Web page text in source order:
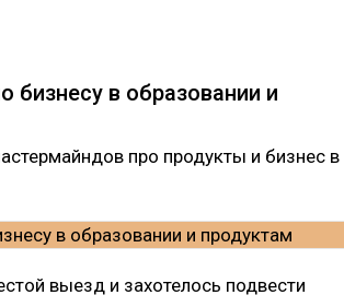
бизнесу в образовании и
про продукты и бизнес в
выезд и захотелось подвести